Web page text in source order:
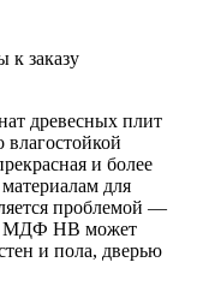
к заказу
древесных плит
влагостойкой
и более
для
проблемой —
МДФ HB может
и пола, дверью